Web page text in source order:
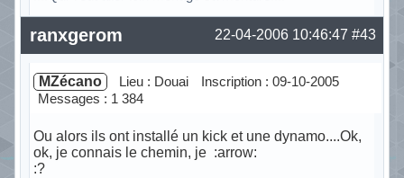
Hors ligne #43
22-04-2006 10:46:47
ranxgerom
MZécano Lieu : Douai
Inscription : 09-10-2005
Messages : 1 384
Ou alors ils ont installé un kick et une dynamo....Ok,
ok, je connais le chemin, je :arrow:
:?